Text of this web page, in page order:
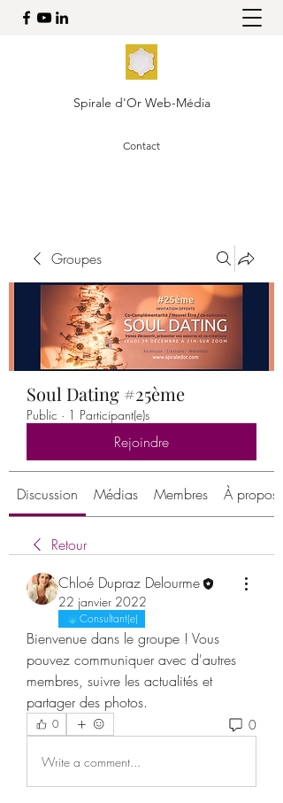
Spirale d'Or Web-Média
Contact
Groupes
Soul Dating #25ème
Public · 1 Participant(e)s
Rejoindre
Discussion Médias Membres À propos
Retour
Chloé Dupraz Delourme
22 janvier 2022
Consultant(e)
Bienvenue dans le groupe ! Vous
pouvez communiquer avec d'autres
membres, suivre les actualités et
partager des photos.
0 0
Write a comment...